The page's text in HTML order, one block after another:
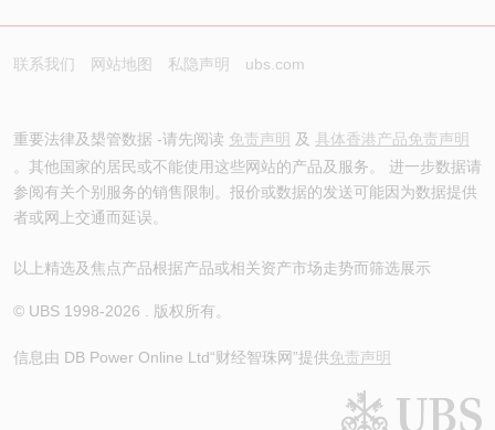
联系我们 网站地图 私隐声明 ubs.com
重要法律及槼管数据 -请先阅读 免责声明 及 具体香港产品免责声明
。其他国家的居民或不能使用这些网站的产品及服务。 进一步数据请
参阅有关个别服务的销售限制。报价或数据的发送可能因为数据提供
者或网上交通而延误。
以上精选及焦点产品根据产品或相关资产市场走势而筛选展示
© UBS 1998-2026 . 版权所有。
信息由 DB Power Online Ltd“财经智珠网”提供免责声明